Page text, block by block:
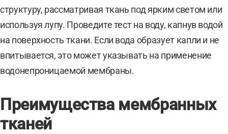
структуру, рассматривая ткань под ярким светом или
используя лупу. Проведите тест на воду, капнув водой
на поверхность ткани. Если вода образует капли и не
впитывается, это может указывать на применение
водонепроницаемой мембраны.
Преимущества мембранных
тканей